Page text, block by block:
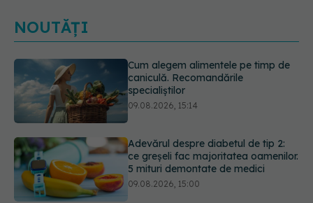
NOUTĂȚI
Adevărul despre diabetul de tip 2:
ce greșeli fac majoritatea oamenilor.
5 mituri demontate de medici
Cancerul s-a extins la oase și nu
numai. Starea lui Joe Biden s-a
înrăutățit. Fiul său dezvăluie cât de
gravă este boala